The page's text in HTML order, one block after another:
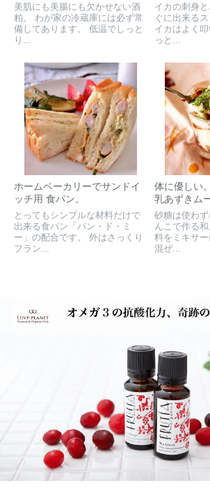
美肌にも美腸にも欠かせない酒
粕。 わが家の冷蔵庫には必ず常
備してあります。 低温でしっと
り...
イカの刺身
ぐに出来る
イカはよく
っと...
ホームベーカリーでサンドイ
ッチ用 食パン。
とってもシンプルな材料だけで
出来る食パン「パン・ド・ミ
ー」の配合です。 外はさっくり
フラン...
体に優しい
乳あずきム
砂糖は使わ
んこで作る
料をミキサ
混ぜ...